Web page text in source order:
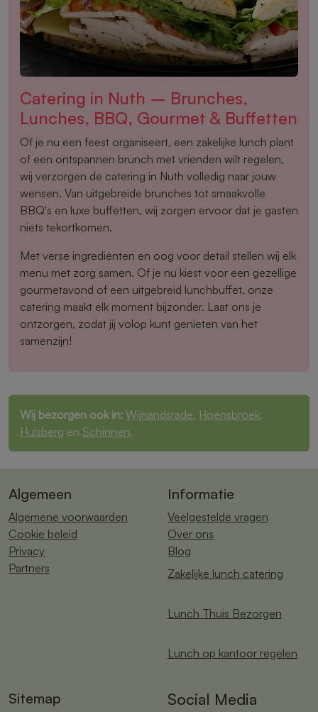
Catering in Nuth – Brunches,
Lunches, BBQ, Gourmet & Buffetten
Of je nu een feest organiseert, een zakelijke lunch plant
of een ontspannen brunch met vrienden wilt regelen,
wij verzorgen de catering in Nuth volledig naar jouw
wensen. Van uitgebreide brunches tot smaakvolle
BBQ's en luxe buffetten, wij zorgen ervoor dat je gasten
niets tekortkomen.
Met verse ingrediënten en oog voor detail stellen wij elk
menu met zorg samen. Of je nu kiest voor een gezellige
gourmetavond of een uitgebreid lunchbuffet, onze
catering maakt elk moment bijzonder. Laat ons je
ontzorgen, zodat jij volop kunt genieten van het
samenzijn!
Wij bezorgen ook in: Wijnandsrade, Hoensbroek,
Hulsberg en Schinnen.
Algemeen
Algemene voorwaarden
Cookie beleid
Privacy
Partners
Informatie
Veelgestelde vragen
Over ons
Blog
Zakelijke lunch catering
Lunch Thuis Bezorgen
Lunch op kantoor regelen
Sitemap Social Media